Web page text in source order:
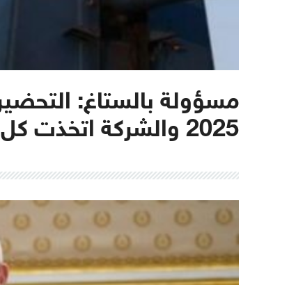
مسؤولة بالستاغ:
2025 والشركة اتخذت كل التدابير الممكنة